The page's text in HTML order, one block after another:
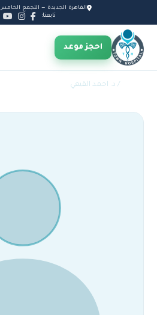
القاهرة الجديدة — التجمع الخامس ·
تابعنا:
احجز موعد
/ د. احمد القيعي